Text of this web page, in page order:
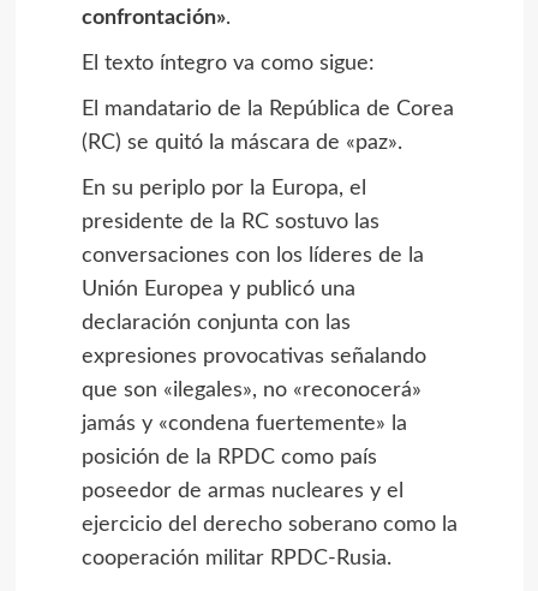
confrontación».
El texto íntegro va como sigue:
El mandatario de la República de Corea
(RC) se quitó la máscara de «paz».
En su periplo por la Europa, el
presidente de la RC sostuvo las
conversaciones con los líderes de la
Unión Europea y publicó una
declaración conjunta con las
expresiones provocativas señalando
que son «ilegales», no «reconocerá»
jamás y «condena fuertemente» la
posición de la RPDC como país
poseedor de armas nucleares y el
ejercicio del derecho soberano como la
cooperación militar RPDC-Rusia.